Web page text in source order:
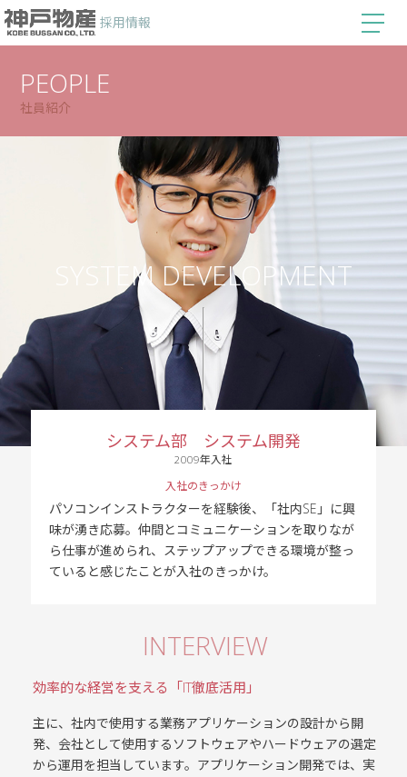
採用情報
PEOPLE
社員紹介
SYSTEM DEVELOPMENT
システム部 システム開発
2009年入社
入社のきっかけ
パソコンインストラクターを経験後、「社内SE」に興
味が湧き応募。仲間とコミュニケーションを取りなが
ら仕事が進められ、ステップアップできる環境が整っ
ていると感じたことが入社のきっかけ。
INTERVIEW
効率的な経営を支える「IT徹底活用」
主に、社内で使用する業務アプリケーションの設計から開
発、会社として使用するソフトウェアやハードウェアの選定
から運用を担当しています。アプリケーション開発では、実